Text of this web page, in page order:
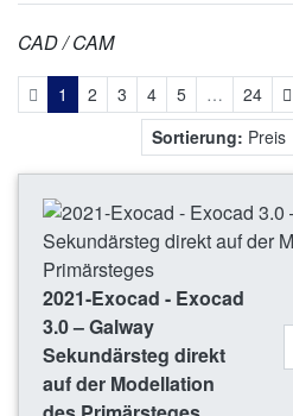
CAD / CAM
1 2 3 4 5 … 24
Sortierung: Preis
2021-Exocad - Exocad
3.0 – Galway
Sekundärsteg direkt
auf der Modellation